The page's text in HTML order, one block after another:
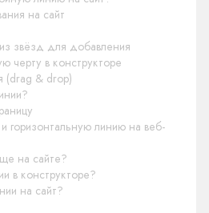
на сайт
звёзд для добавления
черту в конструкторе
(drag & drop)
горизонтальную линию на веб-
на сайте?
в конструкторе?
на сайт?